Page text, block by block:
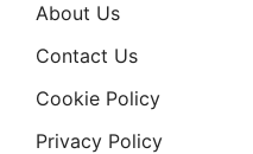
About Us
Contact Us
Cookie Policy
Privacy Policy